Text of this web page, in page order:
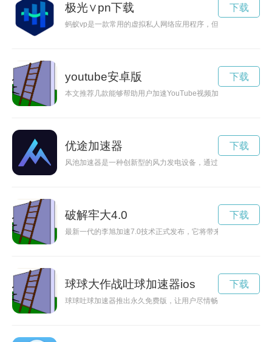
极光∨pn下载
蚂蚁vp是一款常用的虚拟私人网络应用程序，但是有人将其破
下载
youtube安卓版
本文推荐几款能够帮助用户加速YouTube视频加载速度的工具
下载
优途加速器
风池加速器是一种创新型的风力发电设备，通过提高风速来增
下载
破解牢大4.0
最新一代的李旭加速7.0技术正式发布，它将带来更快速、更稳
下载
球球大作战吐球加速器ios
球球吐球加速器推出永久免费版，让用户尽情畅享高速网络体
下载